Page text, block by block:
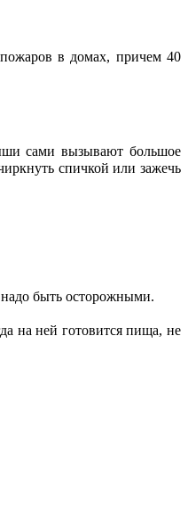
в домах, причем 40
сами вызывают большое
спичкой или зажечь
надо быть осторожными.
на ней готовится пища, не